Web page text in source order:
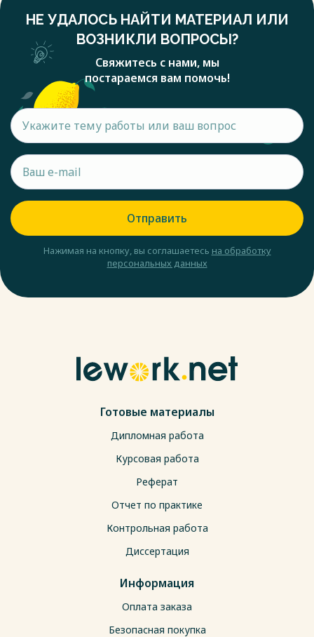
НЕ УДАЛОСЬ НАЙТИ МАТЕРИАЛ ИЛИ
ВОЗНИКЛИ ВОПРОСЫ?
Свяжитесь с нами, мы
постараемся вам помочь!
Отправить
Нажимая на кнопку, вы соглашаетесь на обработку
персональных данных
Готовые материалы
Дипломная работа
Курсовая работа
Реферат
Отчет по практике
Контрольная работа
Диссертация
Информация
Оплата заказа
Безопасная покупка